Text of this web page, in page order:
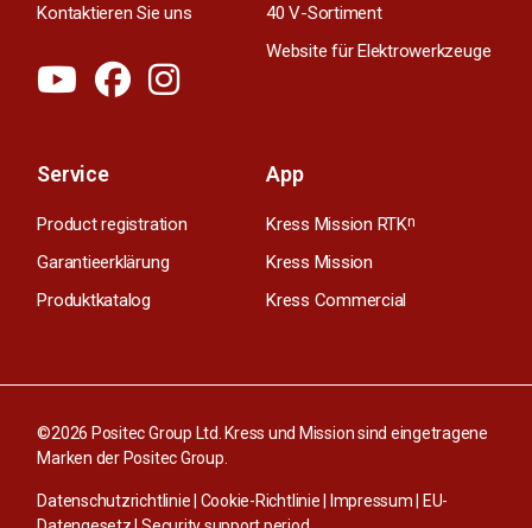
Kontaktieren Sie uns
40 V-Sortiment
Website für Elektrowerkzeuge
Service
Product registration
Garantieerklärung
Produktkatalog
App
Kress Mission RTKn
Kress Mission
Kress Commercial
©2026 Positec Group Ltd. Kress und Mission sind eingetragene
Marken der Positec Group.
Datenschutzrichtlinie| Cookie-Richtlinie| Impressum| EU-